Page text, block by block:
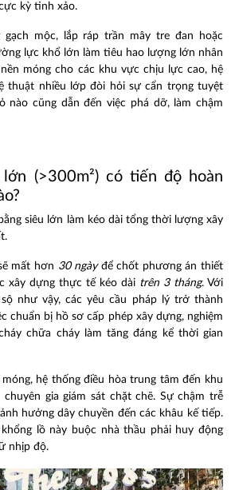
kỳ tinh xảo.
mộc, lắp ráp trần mây tre đan hoặc
lực khổ lớn làm tiêu hao lượng lớn nhân
móng cho các khu vực chịu lực cao, hệ
thuật nhiều lớp đòi hỏi sự cẩn trọng tuyệt
nào cũng dẫn đến việc phá dỡ, làm chậm
(>300m²) có tiến độ hoàn
siêu lớn làm kéo dài tổng thời lượng xây
mất hơn 30 ngàyđể chốt phương án thiết
xây dựng thực tế kéo dài trên 3 tháng. Với
như vậy, các yêu cầu pháp lý trở thành
chuẩn bị hồ sơ cấp phép xây dựng, nghiệm
chữa cháy làm tăng đáng kể thời gian
hệ thống điều hòa trung tâm đến khu
gia giám sát chặt chẽ. Sự chậm trễ
hưởng dây chuyền đến các khâu kế tiếp.
lồ này buộc nhà thầu phải huy động
nhịp độ.